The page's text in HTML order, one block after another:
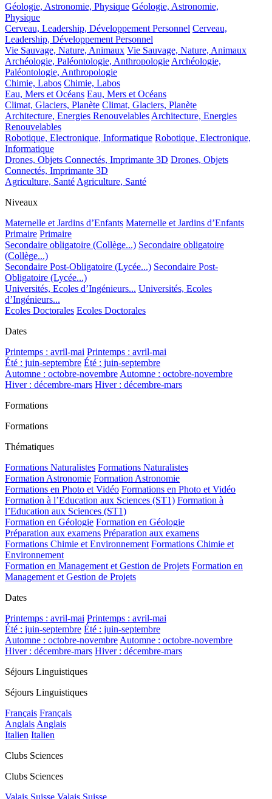
Géologie, Astronomie, Physique Géologie, Astronomie,
Physique
Cerveau, Leadership, Développement Personnel Cerveau,
Leadership, Développement Personnel
Vie Sauvage, Nature, Animaux Vie Sauvage, Nature, Animaux
Archéologie, Paléontologie, Anthropologie Archéologie,
Paléontologie, Anthropologie
Chimie, Labos Chimie, Labos
Eau, Mers et Océans Eau, Mers et Océans
Climat, Glaciers, Planète Climat, Glaciers, Planète
Architecture, Energies Renouvelables Architecture, Energies
Renouvelables
Robotique, Electronique, Informatique Robotique, Electronique,
Informatique
Drones, Objets Connectés, Imprimante 3D Drones, Objets
Connectés, Imprimante 3D
Agriculture, Santé Agriculture, Santé
Niveaux
Maternelle et Jardins d’Enfants Maternelle et Jardins d’Enfants
Primaire Primaire
Secondaire obligatoire (Collège...) Secondaire obligatoire
(Collège...)
Secondaire Post-Obligatoire (Lycée...) Secondaire Post-
Obligatoire (Lycée...)
Universités, Ecoles d’Ingénieurs... Universités, Ecoles
d’Ingénieurs...
Ecoles Doctorales Ecoles Doctorales
Dates
Printemps : avril-mai Printemps : avril-mai
Été : juin-septembre Été : juin-septembre
Automne : octobre-novembre Automne : octobre-novembre
Hiver : décembre-mars Hiver : décembre-mars
Formations
Formations
Thématiques
Formations Naturalistes Formations Naturalistes
Formation Astronomie Formation Astronomie
Formations en Photo et Vidéo Formations en Photo et Vidéo
Formation à l’Education aux Sciences (ST1) Formation à
l’Education aux Sciences (ST1)
Formation en Géologie Formation en Géologie
Préparation aux examens Préparation aux examens
Formations Chimie et Environnement Formations Chimie et
Environnement
Formation en Management et Gestion de Projets Formation en
Management et Gestion de Projets
Dates
Printemps : avril-mai Printemps : avril-mai
Été : juin-septembre Été : juin-septembre
Automne : octobre-novembre Automne : octobre-novembre
Hiver : décembre-mars Hiver : décembre-mars
Séjours Linguistiques
Séjours Linguistiques
Français Français
Anglais Anglais
Italien Italien
Clubs Sciences
Clubs Sciences
Valais Suisse Valais Suisse